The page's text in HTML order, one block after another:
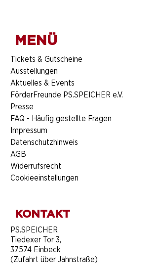
MENÜ
​Tickets & Gutscheine
Ausstellungen
Aktuelles & Events
FörderFreunde PS.SPEICHER e.V.
Presse
FAQ - Häufig gestellte Fragen
Impressum
Datenschutzhinweis
AGB
Widerrufsrecht
Cookieeinstellungen
KONTAKT
​PS.SPEICHER
Tiedexer Tor 3,
37574 Einbeck
(Zufahrt über Jahnstraße)